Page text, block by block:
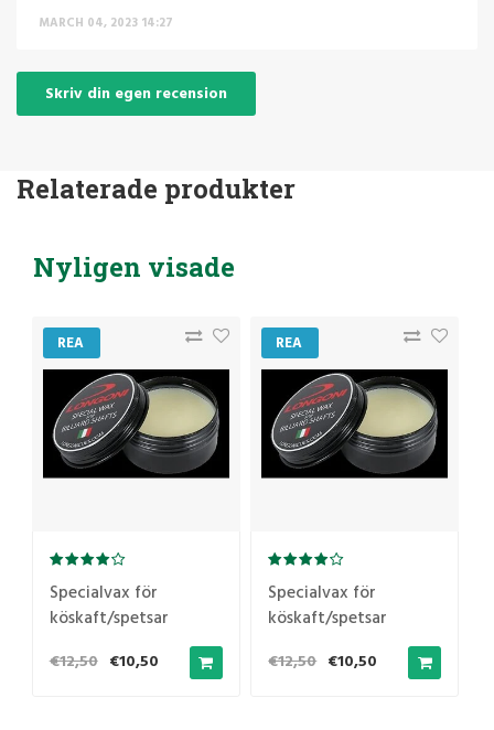
MARCH 04, 2023 14:27
Skriv din egen recension
Relaterade produkter
Nyligen visade
REA
Specialvax för
köskaft/spetsar
€12,50 €10,50
REA
Specialvax för
köskaft/spetsar
€12,50 €10,50